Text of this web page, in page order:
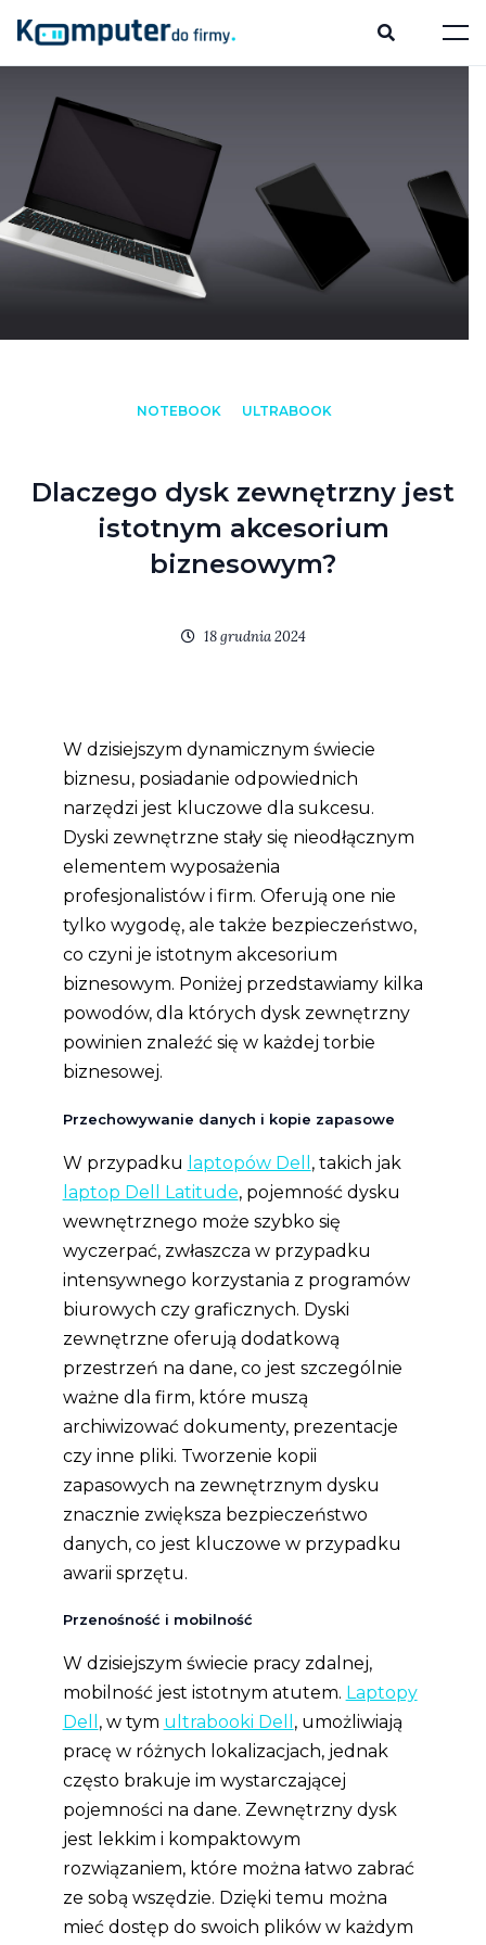
NOTEBOOK ULTRABOOK
Dlaczego dysk zewnętrzny jest
istotnym akcesorium
biznesowym?
18 grudnia 2024
W dzisiejszym dynamicznym świecie
biznesu, posiadanie odpowiednich
narzędzi jest kluczowe dla sukcesu.
Dyski zewnętrzne stały się nieodłącznym
elementem wyposażenia
profesjonalistów i firm. Oferują one nie
tylko wygodę, ale także bezpieczeństwo,
co czyni je istotnym akcesorium
biznesowym. Poniżej przedstawiamy kilka
powodów, dla których dysk zewnętrzny
powinien znaleźć się w każdej torbie
biznesowej.
Przechowywanie danych i kopie zapasowe
W przypadku laptopów Dell , takich jak
laptop Dell Latitude, pojemność dysku
wewnętrznego może szybko się
wyczerpać, zwłaszcza w przypadku
intensywnego korzystania z programów
biurowych czy graficznych. Dyski
zewnętrzne oferują dodatkową
przestrzeń na dane, co jest szczególnie
ważne dla firm, które muszą
archiwizować dokumenty, prezentacje
czy inne pliki. Tworzenie kopii
zapasowych na zewnętrznym dysku
znacznie zwiększa bezpieczeństwo
danych, co jest kluczowe w przypadku
awarii sprzętu.
Przenośność i mobilność
W dzisiejszym świecie pracy zdalnej,
mobilność jest istotnym atutem. Laptopy
Dell , w tym ultrabooki Dell , umożliwiają
pracę w różnych lokalizacjach, jednak
często brakuje im wystarczającej
pojemności na dane. Zewnętrzny dysk
jest lekkim i kompaktowym
rozwiązaniem, które można łatwo zabrać
ze sobą wszędzie. Dzięki temu można
mieć dostęp do swoich plików w każdym